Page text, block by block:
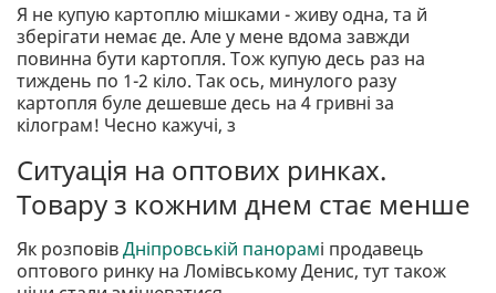
Я не купую картоплю мішками - живу одна, та й
зберігати немає де. Але у мене вдома завжди
повинна бути картопля. Тож купую десь раз на
тиждень по 1-2 кіло. Так ось, минулого разу
картопля буле дешевше десь на 4 гривні за
кілограм! Чесно кажучі, з
Ситуація на оптових ринках.
Товару з кожним днем стає менше
Як розповівДніпровській панорамі продавець
оптового ринку на Ломівському Денис, тут також